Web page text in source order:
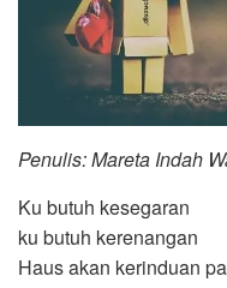
Penulis: Mareta Indah
Ku butuh kesegaran
ku butuh kerenangan
Haus akan kerinduan